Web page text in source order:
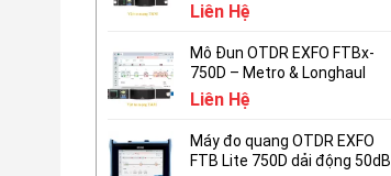
Liên Hệ
Mô Đun OTDR EXFO FTBx-
750D – Metro & Longhaul
Liên Hệ
Máy đo quang OTDR EXFO
FTB Lite 750D dải động 50dB